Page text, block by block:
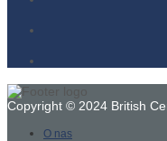
Copyright © 2024 British
O nas